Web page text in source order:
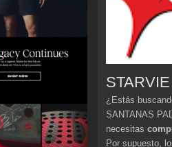
STARVIE
¿Estás
SANTANAS
necesitas
Por supuesto,